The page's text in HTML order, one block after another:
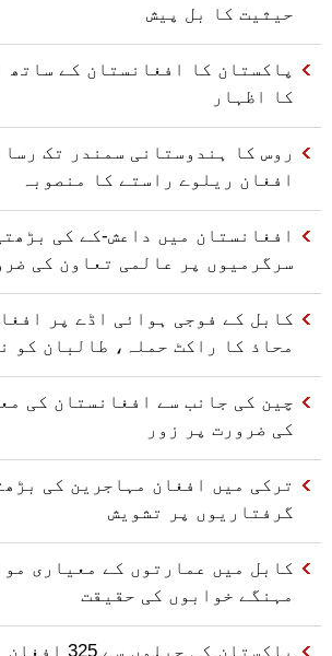
حیثیت کا بل پیش
پاکستان کا افغانستان کے ساتھ
کا اظہار
روس کا ہندوستانی سمندر تک
افغان ریلوے راستے کا منصوبہ
افغانستان میں داعش-کے کی
سرگرمیوں پر عالمی تعاون کی
کابل کے فوجی ہوائی اڈے پر
محاذ کا راکٹ حملہ، طالبان کو
چین کی جانب سے افغانستان کی
کی ضرورت پر زور
ترکی میں افغان مہاجرین کی
گرفتاریوں پر تشویش
کابل میں عمارتوں کے معیاری
مہنگے خوابوں کی حقیقت
پاکستان کی